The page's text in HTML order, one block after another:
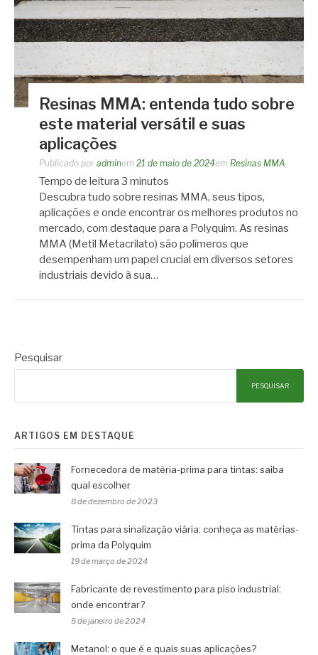
Resinas MMA: entenda tudo sobre
este material versátil e suas
aplicações
Publicado por adminem 21 de maio de 2024em Resinas MMA
Tempo de leitura 3 minutos
Descubra tudo sobre resinas MMA, seus tipos,
aplicações e onde encontrar os melhores produtos no
mercado, com destaque para a Polyquim. As resinas
MMA (Metil Metacrilato) são polímeros que
desempenham um papel crucial em diversos setores
industriais devido à sua…
Pesquisar
PESQUISAR
ARTIGOS EM DESTAQUE
Fornecedora de matéria-prima para tintas: saiba
qual escolher
8 de dezembro de 2023
Tintas para sinalização viária: conheça as matérias-
prima da Polyquim
19 de março de 2024
Fabricante de revestimento para piso industrial:
onde encontrar?
5 de janeiro de 2024
Metanol: o que é e quais suas aplicações?